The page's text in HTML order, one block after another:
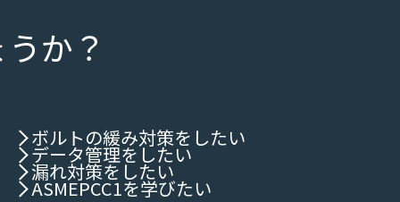
か？
ボルトの緩み対策をしたい
データ管理をしたい
漏れ対策をしたい
ASMEPCC1を学びたい